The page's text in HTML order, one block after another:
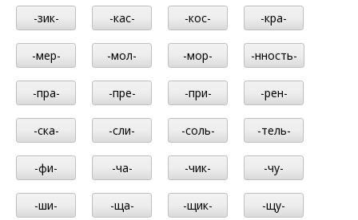
-зик- -кас- -кос- -кра-
-мер- -мол- -мор- -нность-
-пра- -пре- -при- -рен-
-ска- -сли- -соль- -тель-
-фи- -ча- -чик- -чу-
-ши- -ща- -щик- -щу-